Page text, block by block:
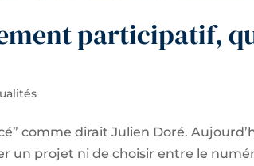
participatif,
comme dirait Julien Doré.
un projet ni de choisir entre le